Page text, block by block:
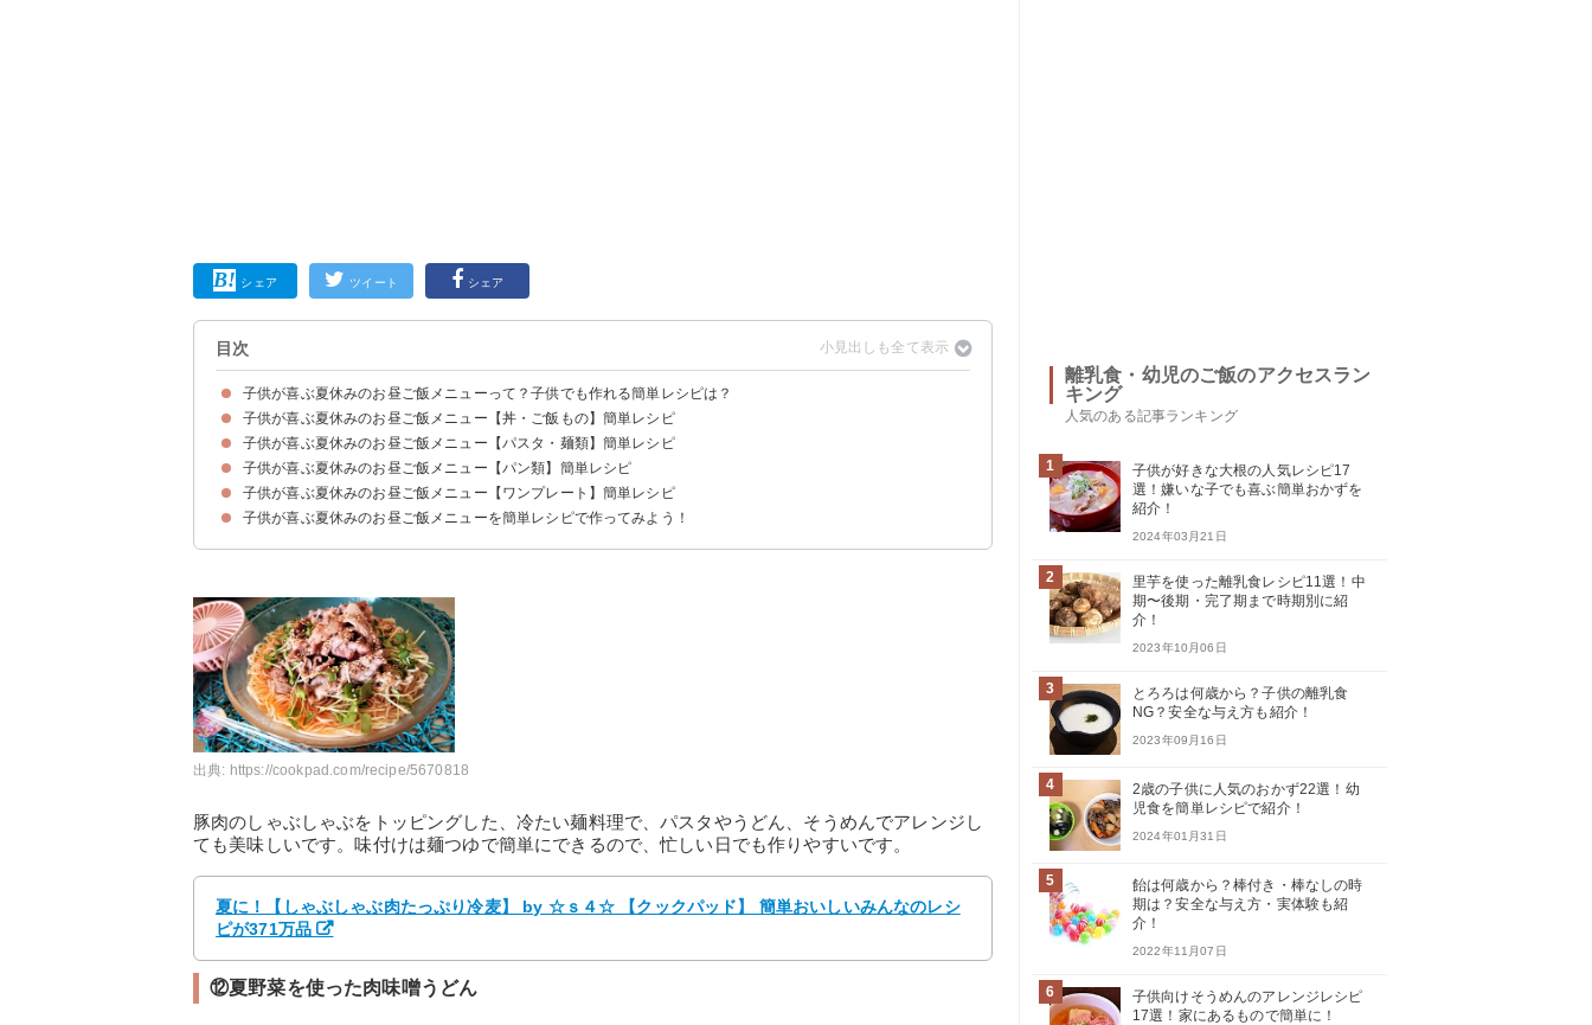
シェア ツイート シェア
目次
子供が喜ぶ夏休みのお昼ご飯メニューって？子供でも作れる簡単レシピは？
子供が喜ぶ夏休みのお昼ご飯メニュー【丼・ご飯もの】簡単レシピ
①肉巻きおにぎり
②ロコモコ風煮込みハンバーグ丼
③ワーキングマザーにおすすめの簡単炊き込みご飯
④だし巻き卵のおにぎらず
⑤昼食の定番のオムライス
⑥なす入り照り焼きどんぶり
⑦ベーコンレタスチャーハン
⑧マグロのガーリックライス
⑨鯖缶の混ぜごはん
⑩弁当にもおすすめのそぼろどんぶり
⑪作り置きもできるいなり寿司
⑫子供と作るランチにぴったりのレンジで作るカレー
⑬子供と作るランチにぴったりのドリア風ラーメン
⑭軽いもので済ませたい時の卵丼
⑮天津飯
⑯ローストビーフ丼
⑰トマトソースリゾット
⑱牛肉入り麦とろご飯
⑲ハヤシライス
⑳バクダンおにぎり
㉑フルーツちらし寿司
㉒中学生男子も満足できるガーリックライス
㉓簡単ドライカレー
子供が喜ぶ夏休みのお昼ご飯メニュー【パスタ・麺類】簡単レシピ
①小学生と一緒に作れる明太子パスタ
②冷製トマトうどん
③ごまドレッシングのサラダパスタ
④軽いもので済ませたい時におすすめのさっぱりぶっかけうどん
⑤簡単ツナパスタ
⑥冷やしきつねうどん
⑦レモンパスタ
⑧そうめんチャンプル
⑨簡単焼うどん
⑩鮭入りペーパー焼きそば
⑪冷しゃぶ冷や麦
⑫夏野菜を使った肉味噌うどん
⑬ビビンバ風そうめん
⑭甘辛そぼろ麺
⑮豆乳スープの冷麺
⑯サラダチキンの冷やし中華
⑰豆乳のカルボナーラ
⑱夏野菜を使ったそうめん
⑲夏野菜のバター醤油パスタ
⑳冷やし塩ラーメン
㉑あんかけそうめん
子供が喜ぶ夏休みのお昼ご飯メニュー【パン類】簡単レシピ
①コロッケサンド
②やきそばパン
④ボリュームのあるハンバーガー
⑤ホットドッグ
⑥卵入りカツサンド
子供が喜ぶ夏休みのお昼ご飯メニュー【ワンプレート】簡単レシピ
①チキンピラフのワンプレートランチ
②タコライスのランチプレート
③ガパオライス
④ポークチャップのランチプレート
⑤うなぎを使ったランチプレート
⑥レモンスパイスカレーのプレートランチ
子供が喜ぶ夏休みのお昼ご飯メニューを簡単レシピで作ってみよう！
出典: https://cookpad.com/recipe/5670818
豚肉のしゃぶしゃぶをトッピングした、冷たい麺料理で、パスタやうどん、そうめんでアレンジし
ても美味しいです。味付けは麺つゆで簡単にできるので、忙しい日でも作りやすいです。
夏に！【しゃぶしゃぶ肉たっぷり冷麦】 by ☆ｓ４☆ 【クックパッド】 簡単おいしいみんなのレシ
ピが371万品
⑫夏野菜を使った肉味噌うどん
離乳食・幼児のご飯のアクセスラン
キング
人気のある記事ランキング
1
子供が好きな大根の人気レシピ17
選！嫌いな子でも喜ぶ簡単おかずを
紹介！
2024年03月21日
2
里芋を使った離乳食レシピ11選！中
期〜後期・完了期まで時期別に紹
介！
2023年10月06日
3
とろろは何歳から？子供の離乳食
NG？安全な与え方も紹介！
2023年09月16日
4
2歳の子供に人気のおかず22選！幼
児食を簡単レシピで紹介！
2024年01月31日
5
飴は何歳から？棒付き・棒なしの時
期は？安全な与え方・実体験も紹
介！
2022年11月07日
6
子供向けそうめんのアレンジレシピ
17選！家にあるもので簡単に！